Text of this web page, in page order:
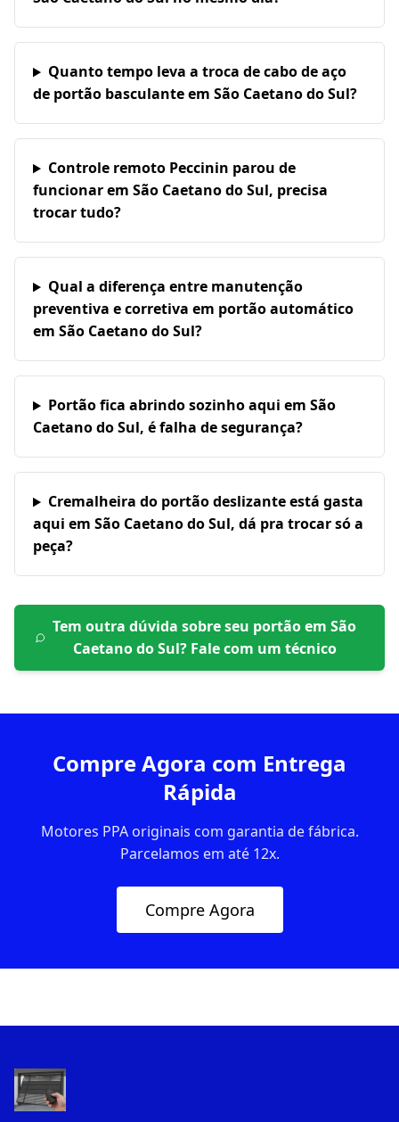
Quanto tempo leva a troca de cabo de aço
de portão basculante em São Caetano do Sul?
Controle remoto Peccinin parou de
funcionar em São Caetano do Sul, precisa
trocar tudo?
Qual a diferença entre manutenção
preventiva e corretiva em portão automático
em São Caetano do Sul?
Portão fica abrindo sozinho aqui em São
Caetano do Sul, é falha de segurança?
Cremalheira do portão deslizante está gasta
aqui em São Caetano do Sul, dá pra trocar só a
peça?
Tem outra dúvida sobre seu portão emSão
Caetano do Sul? Fale com um técnico
Compre Agora com Entrega
Rápida
Motores PPA originais com garantia de fábrica.
Parcelamos em até 12x.
Compre Agora